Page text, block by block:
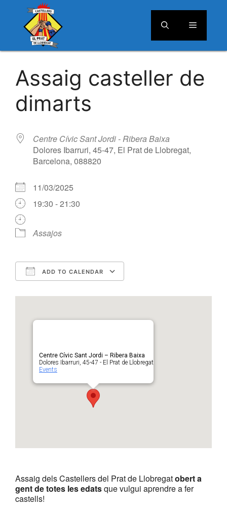
contingut
Menú
Assaig casteller de
dimarts
Centre Cívic Sant Jordi - Ribera Baixa
Dolores Ibarruri, 45-47, El Prat de Llobregat,
Barcelona, 088820
11/03/2025
19:30 - 21:30
Assajos
ADD TO CALENDAR
Centre Cívic Sant Jordi – Ribera Baixa
Dolores Ibarruri, 45-47 - El Prat de Llobregat
Events
Assaig dels Castellers del Prat de Llobregatobert a
gent de totes les edatsque vulgui aprendre a fer
castells!